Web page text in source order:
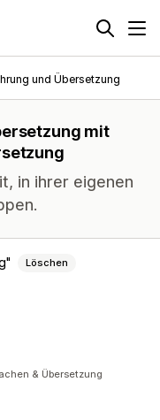
und Übersetzung
mit
in ihrer eigenen
Löschen
& Übersetzung